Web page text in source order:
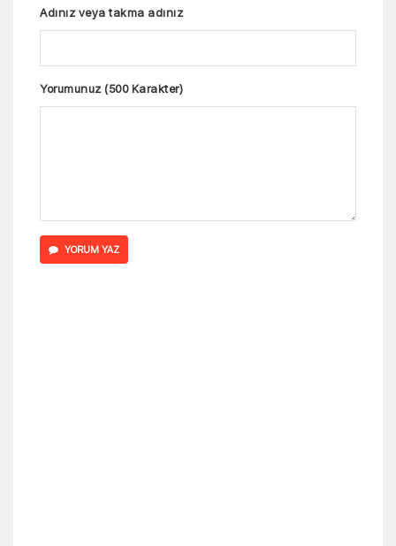
Adınız veya takma adınız
Yorumunuz (500 Karakter)
YORUM YAZ